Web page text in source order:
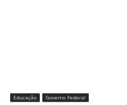
Educação Governo Federal